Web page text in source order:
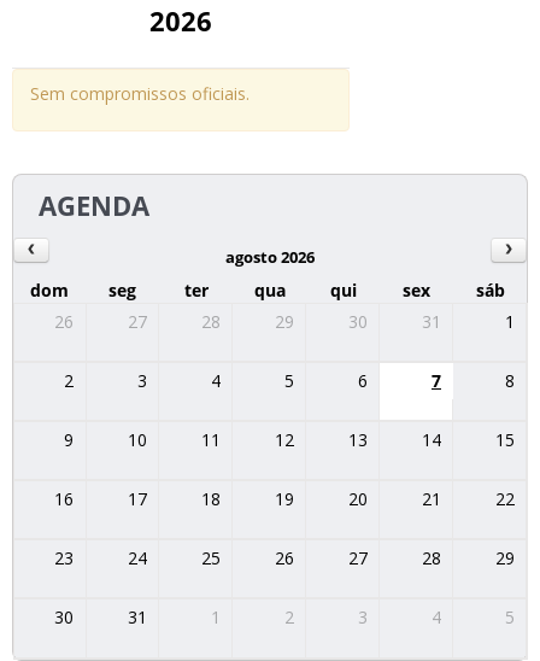
2026
Sem compromissos oficiais.
AGENDA
agosto 2026
dom seg ter qua qui sex
sáb
26
27 28 29 30 31 1
2 3 4 5 6 7 8
9 10 11 12 13 14 15
16 17 18 19 20 21 22
23 24 25 26 27 28 29
30 31 1 2 3 4 5